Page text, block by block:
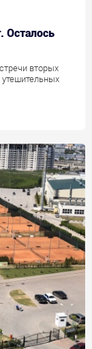
Осталось
вторых